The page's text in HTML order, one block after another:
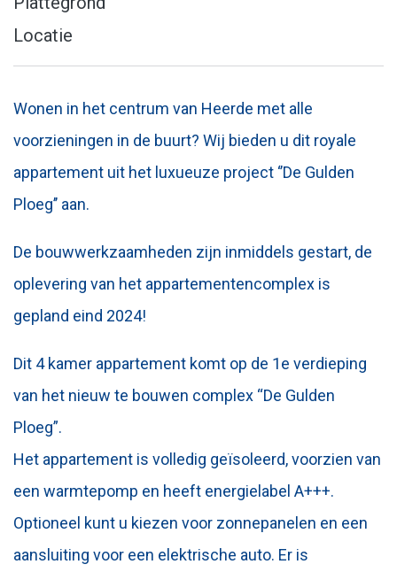
Locatie
Wonen in het centrum van Heerde met alle
voorzieningen in de buurt? Wij bieden u dit royale
appartement uit het luxueuze project ‘’De Gulden
Ploeg’’ aan.
De bouwwerkzaamheden zijn inmiddels gestart, de
oplevering van het appartementencomplex is
gepland eind 2024!
Dit 4 kamer appartement komt op de 1e verdieping
van het nieuw te bouwen complex “De Gulden
Ploeg”.
Het appartement is volledig geïsoleerd, voorzien van
een warmtepomp en heeft energielabel A+++.
Optioneel kunt u kiezen voor zonnepanelen en een
aansluiting voor een elektrische auto. Er is